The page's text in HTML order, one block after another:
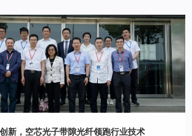
新，空芯光子带隙光纤领跑行业技术